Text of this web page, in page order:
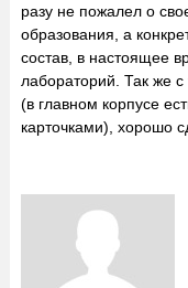
разу не пожалел о
образования, а
состав, в настоящее
лабораторий. Так же
(в главном корпусе
карточками), хорошо